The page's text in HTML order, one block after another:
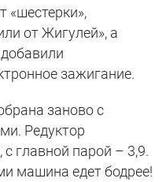
«шестерки»,
от Жигулей», а
зажигание.
заново с
Редуктор
главной парой – 3,9.
машина едет бодрее!